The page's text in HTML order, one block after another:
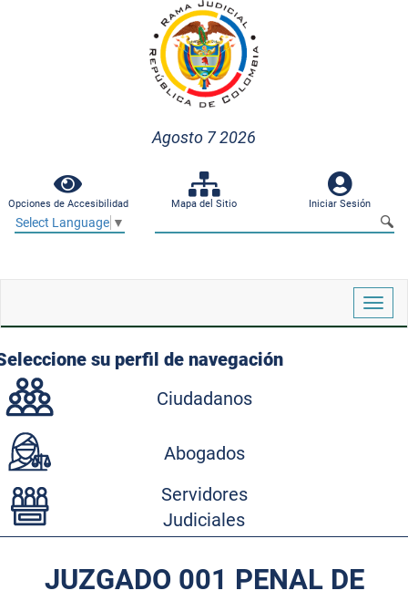
Agosto 7 2026
Opciones de Accesibilidad Mapa del Sitio Iniciar Sesión
Select Language ▼
su perfil de navegación
Ciudadanos
Abogados
Servidores
Judiciales
JUZGADO 001 PENAL DE